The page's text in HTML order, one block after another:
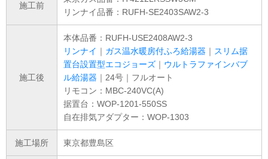
施工前
リンナイ品番：RUFH-SE2403SAW2-3
施工後
本体品番：RUFH-USE2408AW2-3
リンナイ ｜ ガス温水暖房付ふろ給湯器 ｜ スリム据
置台設置型エコジョーズ ｜ ウルトラファインバブ
ル給湯器 ｜24号｜フルオート
リモコン：MBC-240VC(A)
据置台：WOP-1201-550SS
自在排気アダプター：WOP-1303
施工場所 東京都豊島区